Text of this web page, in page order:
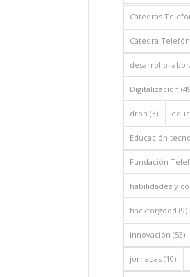
Cátedras
Cátedra
desarrollo
Digitalización
dron (3)
Educación
Fundación
habilidades y
hackforgood (9)
innovación (53)
jornadas (10)